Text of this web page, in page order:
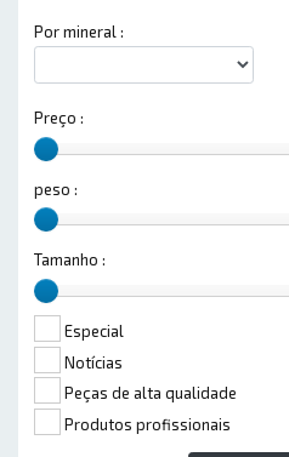
Por mineral :
Preço :
peso :
Tamanho :
Especial
Notícias
Peças de alta qualidade
Produtos profissionais